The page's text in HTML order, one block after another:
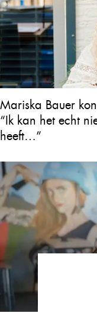
Mariska Bauer
“Ik kan het echt
heeft…”